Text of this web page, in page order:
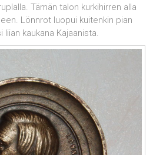
Tämän talon kurkihirren alla
Lönnrot luopui kuitenkin pian
kaukana Kajaanista.